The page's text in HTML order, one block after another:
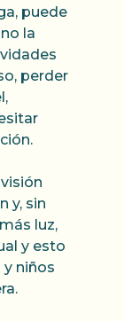
puede
la
perder
y, sin
luz,
y esto
niños